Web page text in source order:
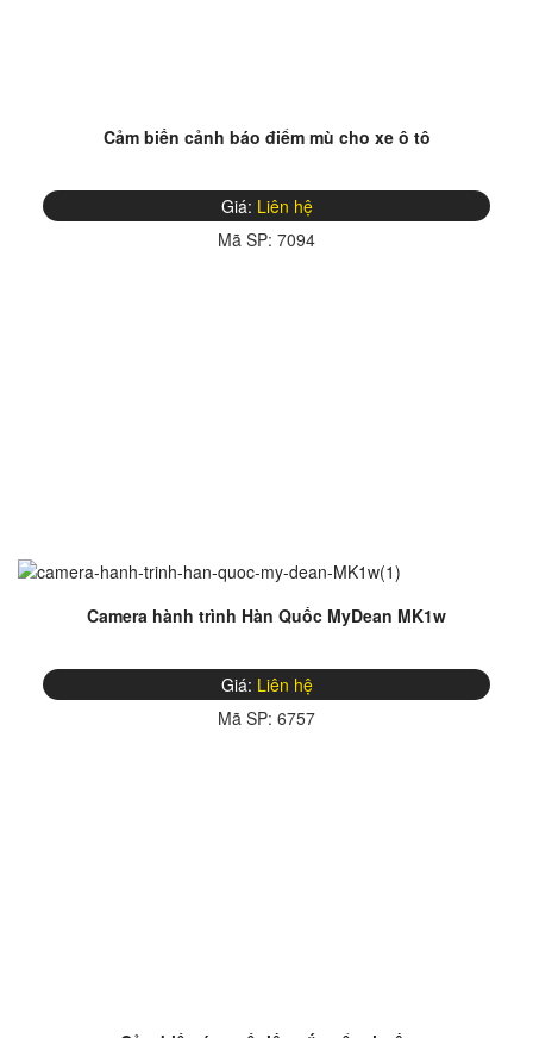
Cảm biến cảnh báo điểm mù cho xe ô tô
Giá: Liên hệ
Mã SP: 7094
Camera hành trình Hàn Quốc MyDean MK1w
Giá: Liên hệ
Mã SP: 6757